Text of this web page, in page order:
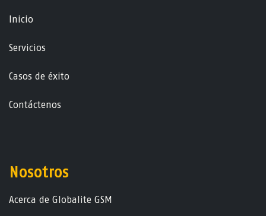
Ini​ci​o
Servicios
Casos de éxito
Contáctenos
Nosotros
Acerca de Globalite GSM